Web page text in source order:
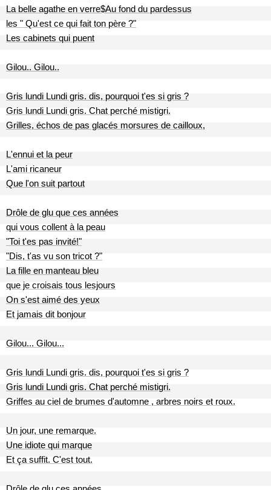
La belle agathe en verre$Au fond du pardessus
les " Qu'est ce qui fait ton père ?"
Les cabinets qui puent
Gilou.. Gilou..
Gris lundi Lundi gris. dis, pourquoi t'es si gris ?
Gris lundi Lundi gris. Chat perché mistigri.
Grilles, échos de pas glacés morsures de cailloux,
L'ennui et la peur
L'ami ricaneur
Que l'on suit partout
Drôle de glu que ces années
qui vous collent à la peau
"Toi t'es pas invité!"
"Dis, t'as vu son tricot ?"
La fille en manteau bleu
que je croisais tous lesjours
On s'est aimé des yeux
Et jamais dit bonjour
Gilou... Gilou...
Gris lundi Lundi gris. dis, pourquoi t'es si gris ?
Gris lundi Lundi gris. Chat perché mistigri.
Griffes au ciel de brumes d'automne , arbres noirs et roux.
Un jour, une remarque.
Une idiote qui marque
Et ça suffit. C'est tout.